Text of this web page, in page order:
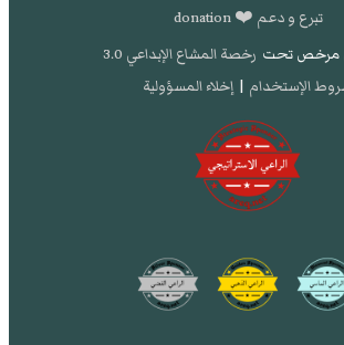
تبرع و دعم ❤️ donation
مرخص تحت رخصة المشاع الإبداعي 3.0
الإستخدام | إخلاء المسؤولية